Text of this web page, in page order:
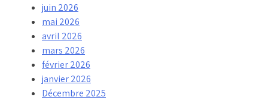
juin 2026
mai 2026
avril 2026
mars 2026
février 2026
janvier 2026
Décembre 2025